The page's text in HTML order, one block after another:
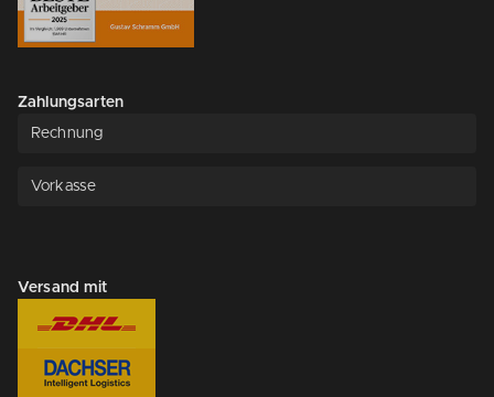
Zahlungsarten
Rechnung
Vorkasse
Versand mit